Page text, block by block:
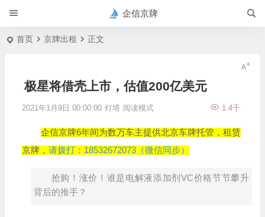
企信京牌
首页 京牌出租 正文
极星将借壳上市，估值200亿美元
2021年1月9日 00:00:00 灯塔 1.4千
阅读模式
企信京牌6年间为数万车主提供北京车牌托管，租赁
京牌， 请拨打：18532672073（微信同步）
抢购！涨价！谁是电解液添加剂VC价格节节攀升
背后的推手？